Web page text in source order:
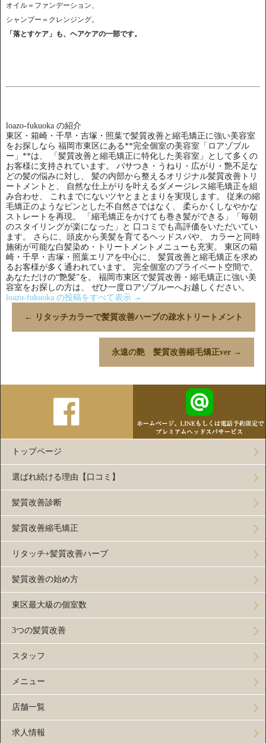
オイル＝ファンデーション、
シャンプー＝クレンジング。
「落とすケア」も、ヘアケアの一部です。
loazo-fukuoka の紹介
東区・箱崎・千早・吉塚・照葉で髪質改善と縮毛矯正に強い美容室
をお探しなら 福岡市東区にある**完全個室の美容室「ロアゾブル
ー」**は、 「髪質改善と縮毛矯正に特化した美容室」として多くの
お客様に支持されています。 パサつき・うねり・広がり・艶不足な
どの髪の悩みに対し、 髪の内部から整えるオリジナル髪質改善トリ
ートメントと、 自然な仕上がりを叶えるダメージレス縮毛矯正を組
み合わせ、 これまでにないツヤとまとまりを実現します。 従来の縮
毛矯正のようなピンとした不自然さではなく、 柔らかくしなやかな
ストレートを再現。 「縮毛矯正をかけても巻き髪ができる」「毎朝
のスタイリングが楽になった」と 口コミでも高評価をいただいてい
ます。 さらに、頭皮から美髪を育てるヘッドスパや、 カラーと同時
施術が可能な白髪染め・トリートメントメニューも充実。 東区の箱
崎・千早・吉塚・照葉エリアを中心に、 髪質改善と縮毛矯正を求め
るお客様が多く通われています。 完全個室のプライベート空間で、
あなただけの“艶髪”を。 福岡市東区で髪質改善・縮毛矯正に強い美
容室をお探しの方は、 ぜひ一度ロアゾブルーへお越しください。
loazo-fukuoka の投稿をすべて表示 →
← リタッチカラーで髪質改善ハーブの疎水トリートメント
永遠の艶 髪質改善縮毛矯正ver →
トップページ
選ばれ続ける理由【口コミ】
髪質改善診断
髪質改善縮毛矯正
リタッチ+髪質改善ハーブ
髪質改善の始め方
東区最大級の個室数
3つの髪質改善
スタッフ
メニュー
店舗一覧
求人情報